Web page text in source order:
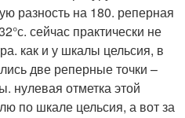
разность на 180. реперная
сейчас практически не
как и у шкалы цельсия, в
две реперные точки –
нулевая отметка этой
по шкале цельсия, а вот за